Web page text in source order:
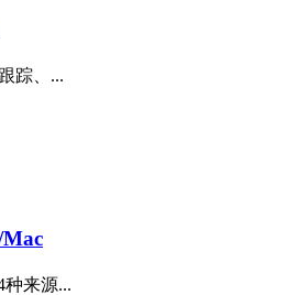
踪、...
来源...